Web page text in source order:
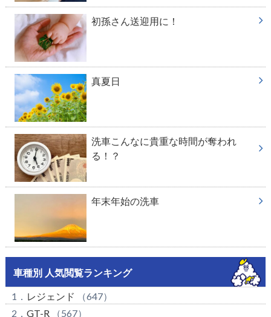
初孫さん送迎用に！
真夏日
洗車こんなに貴重な時間が奪われ
る！？
年末年始の洗車
車種別 人気閲覧ランキング
1． レジェンド
（647）
2． GT-R（567）